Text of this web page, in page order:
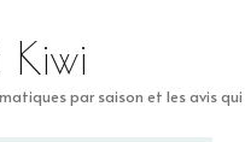
Kiwi
par saison et les avis